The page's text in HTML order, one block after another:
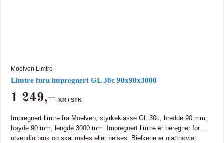
Moelven Limtre
Limtre furu impregnert GL 30c 90x90x3000
1 249,– KR / STK
Impregnert limtre fra Moelven, styrkeklasse GL 30c, bredde 90 mm,
høyde 90 mm, lengde 3000 mm. Impregnert limtre er beregnet for
utvendig bruk og skal males eller beises. Bjelkene er glatthøvlet.